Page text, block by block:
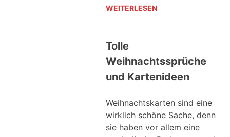
WEITERLESEN
Tolle
Weihnachtssprüche
und Kartenideen
Weihnachtskarten sind eine
wirklich schöne Sache, denn
sie haben vor allem eine